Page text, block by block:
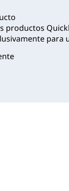
productos
para